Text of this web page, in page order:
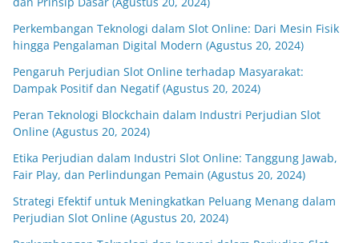
Perkembangan Teknologi dalam Slot Online: Dari Mesin Fisik
hingga Pengalaman Digital Modern (Agustus 20, 2024)
Pengaruh Perjudian Slot Online terhadap Masyarakat:
Dampak Positif dan Negatif (Agustus 20, 2024)
Peran Teknologi Blockchain dalam Industri Perjudian Slot
Online (Agustus 20, 2024)
Etika Perjudian dalam Industri Slot Online: Tanggung Jawab,
Fair Play, dan Perlindungan Pemain (Agustus 20, 2024)
Strategi Efektif untuk Meningkatkan Peluang Menang dalam
Perjudian Slot Online (Agustus 20, 2024)